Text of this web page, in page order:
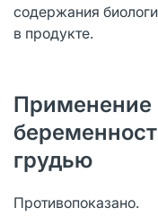
содержания
в продукте.
Применение
грудью
Противопоказано.